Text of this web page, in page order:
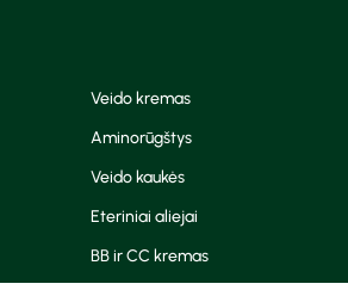
Veido kremas
Aminorūgštys
Veido kaukės
Eteriniai aliejai
BB ir CC kremas